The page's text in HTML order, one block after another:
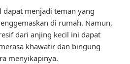
menjadi teman yang
di rumah. Namun,
dari anjing kecil ini dapat
khawatir dan bingung
menyikapinya.